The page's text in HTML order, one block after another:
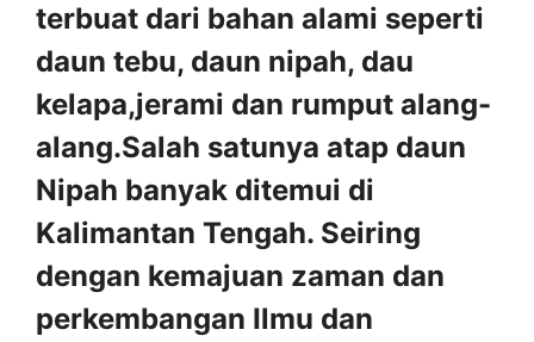
terbuat dari bahan alami seperti
daun tebu, daun nipah, dau
kelapa,jerami dan rumput alang-
alang.Salah satunya atap daun
Nipah banyak ditemui di
Kalimantan Tengah. Seiring
dengan kemajuan zaman dan
perkembangan Ilmu dan